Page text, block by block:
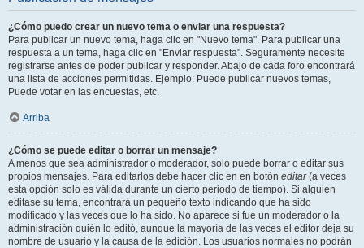
¿Cómo puedo crear un nuevo tema o enviar una respuesta?
Para publicar un nuevo tema, haga clic en "Nuevo tema". Para publicar una
respuesta a un tema, haga clic en "Enviar respuesta". Seguramente necesite
registrarse antes de poder publicar y responder. Abajo de cada foro encontrará
una lista de acciones permitidas. Ejemplo: Puede publicar nuevos temas,
Puede votar en las encuestas, etc.
Arriba
¿Cómo se puede editar o borrar un mensaje?
A menos que sea administrador o moderador, solo puede borrar o editar sus
propios mensajes. Para editarlos debe hacer clic en en botón editar(a veces
esta opción solo es válida durante un cierto periodo de tiempo). Si alguien
editase su tema, encontrará un pequeño texto indicando que ha sido
modificado y las veces que lo ha sido. No aparece si fue un moderador o la
administración quién lo editó, aunque la mayoría de las veces el editor deja su
nombre de usuario y la causa de la edición. Los usuarios normales no podrán